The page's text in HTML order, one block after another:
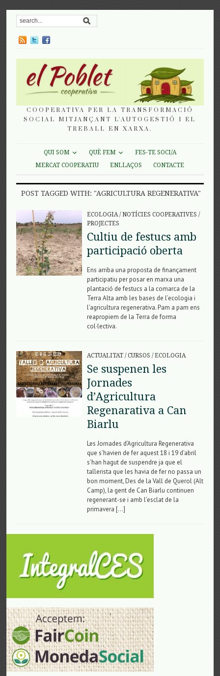
COOPERATIVA PER LA TRANSFORMACIÓ
SOCIAL MITJANÇANT L'AUTOGESTIÓ I EL
TREBALL EN XARXA.
QUI SOM QUÈ FEM
FES-TE SOCI/A
MERCAT COOPERATIU
ENLLAÇOS CONTACTE
POST TAGGED WITH: "AGRICULTURA REGENERATIVA"
ECOLOGIA/NOTÍCIES COOPERATIVES /
PROJECTES
Cultiu de festucs amb
participació oberta
Ens arriba una proposta de finançament
participatiu per posar en marxa una
plantació de festucs a la comarca de la
Terra Alta amb les bases de l’ecologia i
l’agricultura regenerativa. Pam a pam ens
reapropiem de la Terra de forma
col·lectiva.
ACTUALITAT/CURSOS /ECOLOGIA
Se suspenen les
Jornades
d’Agricultura
Regenarativa a Can
Biarlu
Les Jornades d’Agricultura Regenerativa
que s’havien de fer aquest 18 i 19 d’abril
s’han hagut de suspendre ja que el
tallerista que les havia de fer no passa un
bon moment, Des de la Vall de Querol (Alt
Camp), la gent de Can Biarlu continuen
regenerant-se i amb l’esclat de la
primavera […]